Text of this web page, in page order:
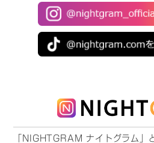
「NIGHTGRAM ナイトグラム」